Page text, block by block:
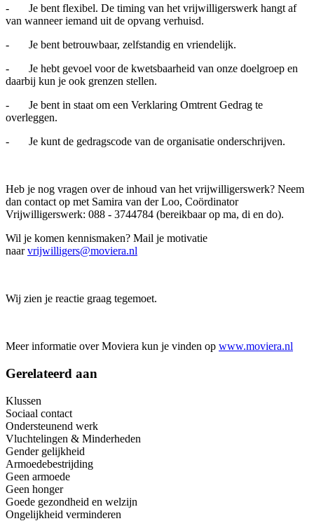
- Je bent flexibel. De timing van het vrijwilligerswerk hangt af
van wanneer iemand uit de opvang verhuisd.
- Je bent betrouwbaar, zelfstandig en vriendelijk.
- Je hebt gevoel voor de kwetsbaarheid van onze doelgroep en
daarbij kun je ook grenzen stellen.
- Je bent in staat om een Verklaring Omtrent Gedrag te
overleggen.
- Je kunt de gedragscode van de organisatie onderschrijven.
Heb je nog vragen over de inhoud van het vrijwilligerswerk? Neem
dan contact op met Samira van der Loo, Coördinator
Vrijwilligerswerk: 088 - 3744784 (bereikbaar op ma, di en do).
Wil je komen kennismaken? Mail je motivatie
naarvrijwilligers@moviera.nl
Wij zien je reactie graag tegemoet.
Meer informatie over Moviera kun je vinden op www.moviera.nl
Gerelateerd aan
Klussen
Sociaal contact
Ondersteunend werk
Vluchtelingen & Minderheden
Gender gelijkheid
Armoedebestrijding
Geen armoede
Geen honger
Goede gezondheid en welzijn
Ongelijkheid verminderen